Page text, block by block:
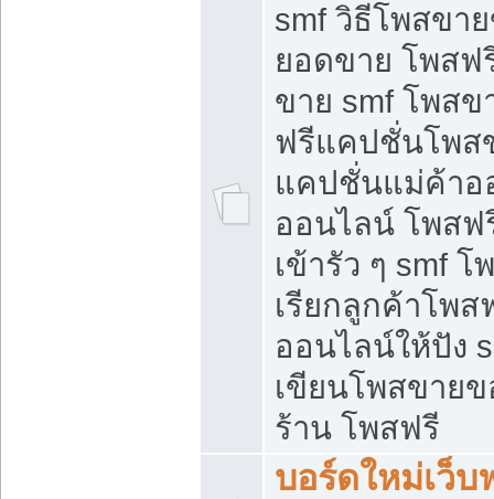
smf วิธีโพสขา
ยอดขาย โพสฟ
ขาย smf โพส
ฟรีแคปชั่นโพส
แคปชั่นแม่ค้า
ออนไลน์ โพสฟ
เข้ารัว ๆ smf
เรียกลูกค้าโพส
ออนไลน์ให้ปัง
เขียนโพสขาย
ร้าน โพสฟรี
บอร์ดใหม่เว็บ